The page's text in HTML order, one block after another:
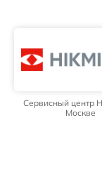
Сервисный центр
Москве